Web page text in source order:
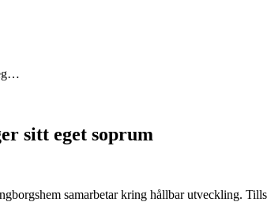
sitt eget soprum
samarbetar kring hållbar utveckling.